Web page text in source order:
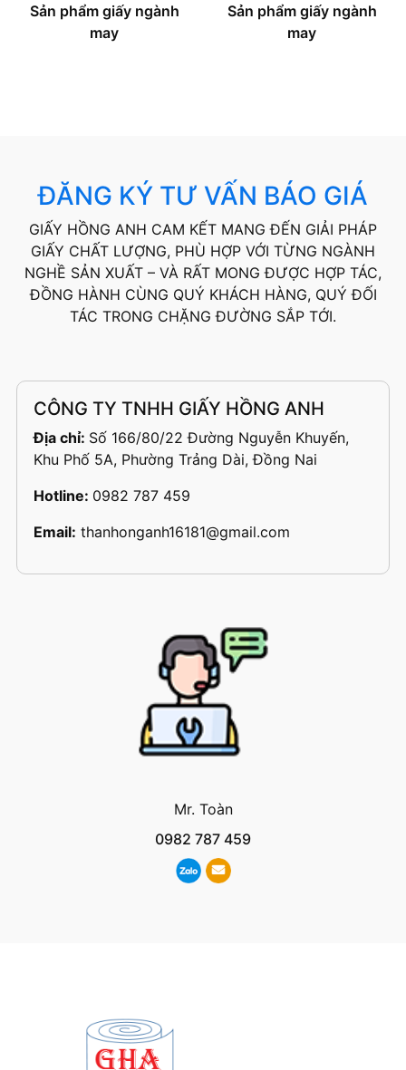
Sản phẩm giấy ngành
may
Sản phẩm giấy ngành
may
ĐĂNG KÝ TƯ VẤN BÁO GIÁ
GIẤY HỒNG ANH CAM KẾT MANG ĐẾN GIẢI PHÁP
GIẤY CHẤT LƯỢNG, PHÙ HỢP VỚI TỪNG NGÀNH
NGHỀ SẢN XUẤT – VÀ RẤT MONG ĐƯỢC HỢP TÁC,
ĐỒNG HÀNH CÙNG QUÝ KHÁCH HÀNG, QUÝ ĐỐI
TÁC TRONG CHẶNG ĐƯỜNG SẮP TỚI.
CÔNG TY TNHH GIẤY HỒNG ANH
Địa chỉ: Số 166/80/22 Đường Nguyễn Khuyến,
Khu Phố 5A, Phường Trảng Dài, Đồng Nai
Hotline: 0982 787 459
Email: thanhonganh16181@gmail.com
Mr. Toàn
0982 787 459